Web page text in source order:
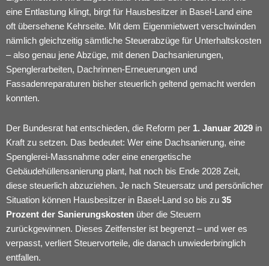
eine Entlastung klingt, birgt für Hausbesitzer in Basel-Land eine
oft übersehene Kehrseite. Mit dem Eigenmietwert verschwinden
nämlich gleichzeitig sämtliche Steuerabzüge für Unterhaltskosten
– also genau jene Abzüge, mit denen Dachsanierungen,
Spenglerarbeiten, Dachrinnen-Erneuerungen und
Fassadenreparaturen bisher steuerlich geltend gemacht werden
konnten.
Der Bundesrat hat entschieden, die Reform per 1. Januar 2029 in
Kraft zu setzen. Das bedeutet: Wer eine Dachsanierung, eine
Spenglerei-Massnahme oder eine energetische
Gebäudehüllensanierung plant, hat noch bis Ende 2028 Zeit,
diese steuerlich abzuziehen. Je nach Steuersatz und persönlicher
Situation können Hausbesitzer in Basel-Land so bis zu 35
Prozent der Sanierungskosten über die Steuern
zurückgewinnen. Dieses Zeitfenster ist begrenzt – und wer es
verpasst, verliert Steuervorteile, die danach unwiederbringlich
entfallen.